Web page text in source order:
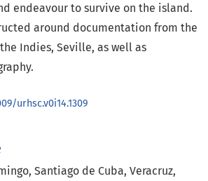
Santiago de Cuba Veracruz
endeavour to survive on the island.
around documentation from the
Indies, Seville, as well as
urhsc.v0i14.1309